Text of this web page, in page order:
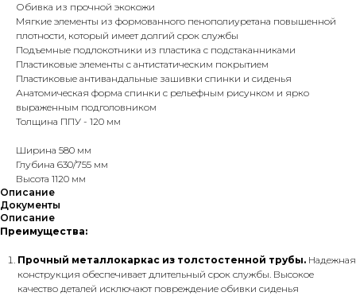
Обивка из прочной экокожи
Мягкие элементы из формованного пенополиуретана повышенной
плотности, который имеет долгий срок службы
Подъемные подлокотники из пластика с подстаканниками
Пластиковые элементы с антистатическим покрытием
Пластиковые антивандальные зашивки спинки и сиденья
Анатомическая форма спинки с рельефным рисунком и ярко
выраженным подголовником
Толщина ППУ - 120 мм
Ширина 580 мм
Глубина 630/755 мм
Высота 1120 мм
Описание
Документы
Описание
Преимущества:
Прочный металлокаркас из толстостенной трубы. Надежная
конструкция обеспечивает длительный срок службы. Высокое
качество деталей исключают повреждение обивки сиденья